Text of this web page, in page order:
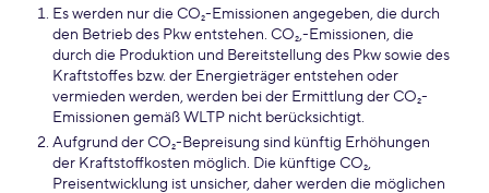
Es werden nur die CO₂-Emissionen angegeben, die durch
den Betrieb des Pkw entstehen. CO₂,-Emissionen, die
durch die Produktion und Bereitstellung des Pkw sowie des
Kraftstoffes bzw. der Energieträger entstehen oder
vermieden werden, werden bei der Ermittlung der CO₂-
Emissionen gemäß WLTP nicht berücksichtigt.
Aufgrund der CO₂-Bepreisung sind künftig Erhöhungen
der Kraftstoffkosten möglich. Die künftige CO₂,
Preisentwicklung ist unsicher, daher werden die möglichen